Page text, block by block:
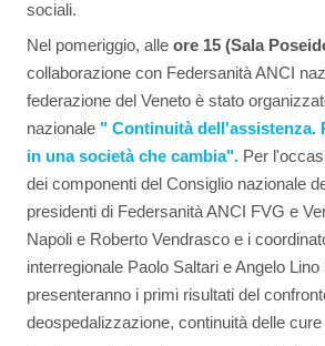
sociali.
Nel pomeriggio, alle ore 15 (Sala
collaborazione con Federsanità ANCI
federazione del Veneto è stato
nazionale " Continuità dell'assistenza.
in una società che cambia". Per
dei componenti del Consiglio nazionale
presidenti di Federsanità ANCI FVG e
Napoli e Roberto Vendrasco e i
interregionale Paolo Saltari e Angelo Lino
presenteranno i primi risultati del
deospedalizzazione, continuità delle